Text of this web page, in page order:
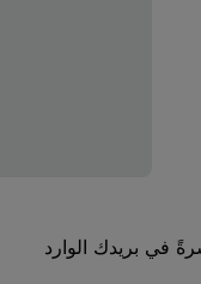
في بريدك الوارد